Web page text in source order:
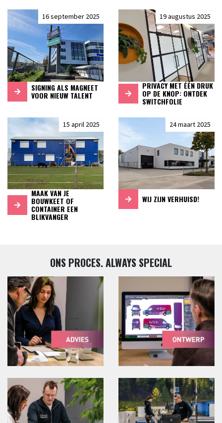
16 september 2025
SIGNING ALS MAGNEET
VOOR NIEUW TALENT
19 augustus 2025
PRIVACY MET ÉÉN DRUK
OP DE KNOP: ONTDEK
SWITCHFOLIE
15 april 2025
MAAK VAN JE
BOUWKEET OF
CONTAINER EEN
BLIKVANGER
24 maart 2025
WIJ ZIJN VERHUISD!
ONS PROCES. ALWAYS SPECIAL